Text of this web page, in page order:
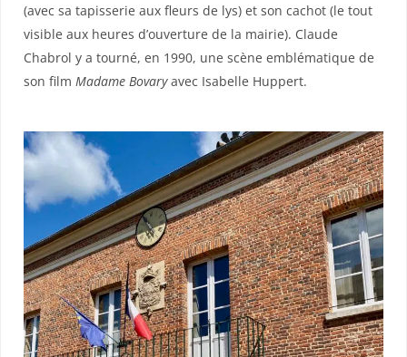
(avec sa tapisserie aux fleurs de lys) et son cachot (le tout
visible aux heures d’ouverture de la mairie). Claude
Chabrol y a tourné, en 1990, une scène emblématique de
son film Madame Bovaryavec Isabelle Huppert.